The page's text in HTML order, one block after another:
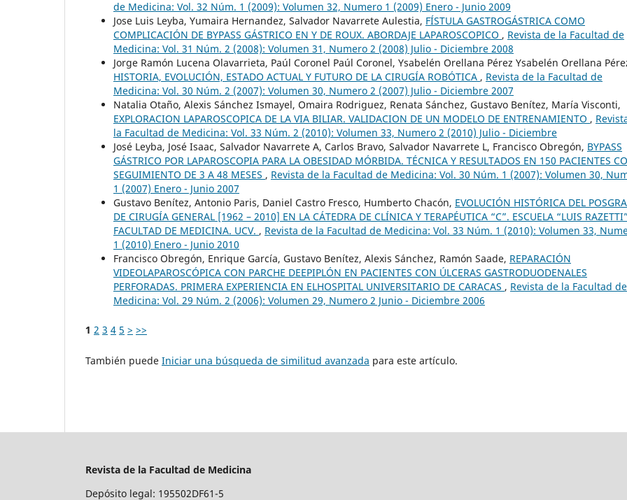
de Medicina: Vol. 32 Núm. 1 (2009): Volumen 32, Numero 1 (2009) Enero - Junio 2009
Jose Luis Leyba, Yumaira Hernandez, Salvador Navarrete Aulestia, FÍSTULA GASTROGÁSTRICA COMO
COMPLICACIÓN DE BYPASS GÁSTRICO EN Y DE ROUX. ABORDAJE LAPAROSCOPICO , Revista de la Facultad de
Medicina: Vol. 31 Núm. 2 (2008): Volumen 31, Numero 2 (2008) Julio - Diciembre 2008
Jorge Ramón Lucena Olavarrieta, Paúl Coronel Paúl Coronel, Ysabelén Orellana Pérez Ysabelén Orellana
HISTORIA, EVOLUCIÓN, ESTADO ACTUAL Y FUTURO DE LA CIRUGÍA ROBÓTICA , Revista de la Facultad de
Medicina: Vol. 30 Núm. 2 (2007): Volumen 30, Numero 2 (2007) Julio - Diciembre 2007
Natalia Otaño, Alexis Sánchez Ismayel, Omaira Rodriguez, Renata Sánchez, Gustavo Benítez, María Visconti,
EXPLORACION LAPAROSCOPICA DE LA VIA BILIAR. VALIDACION DE UN MODELO DE ENTRENAMIENTO ,
la Facultad de Medicina: Vol. 33 Núm. 2 (2010): Volumen 33, Numero 2 (2010) Julio - Diciembre
José Leyba, José Isaac, Salvador Navarrete A, Carlos Bravo, Salvador Navarrete L, Francisco Obregón, BYPASS
GÁSTRICO POR LAPAROSCOPIA PARA LA OBESIDAD MÓRBIDA. TÉCNICA Y RESULTADOS EN 150 PACIENTES
SEGUIMIENTO DE 3 A 48 MESES , Revista de la Facultad de Medicina: Vol. 30 Núm. 1 (2007): Volumen 30,
1 (2007) Enero - Junio 2007
Gustavo Benítez, Antonio Paris, Daniel Castro Fresco, Humberto Chacón, EVOLUCIÓN HISTÓRICA DEL
DE CIRUGÍA GENERAL [1962 – 2010] EN LA CÁTEDRA DE CLÍNICA Y TERAPÉUTICA “C”. ESCUELA “LUIS
FACULTAD DE MEDICINA. UCV. , Revista de la Facultad de Medicina: Vol. 33 Núm. 1 (2010): Volumen 33,
1 (2010) Enero - Junio 2010
Francisco Obregón, Enrique García, Gustavo Benítez, Alexis Sánchez, Ramón Saade, REPARACIÓN
VIDEOLAPAROSCÓPICA CON PARCHE DEEPIPLÓN EN PACIENTES CON ÚLCERAS GASTRODUODENALES
PERFORADAS. PRIMERA EXPERIENCIA EN ELHOSPITAL UNIVERSITARIO DE CARACAS , Revista de la Facultad de
Medicina: Vol. 29 Núm. 2 (2006): Volumen 29, Numero 2 Junio - Diciembre 2006
1 2 3 4 5 > >>
También puede Iniciar una búsqueda de similitud avanzada para este artículo.
Revista de la Facultad de Medicina
Depósito legal: 195502DF61-5